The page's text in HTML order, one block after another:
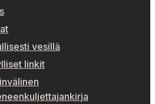
vesillä
linkit